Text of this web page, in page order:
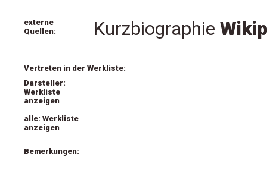
externe
Quellen:
Kurzbiographie
Vertreten in der Werkliste:
Darsteller:
Werkliste
anzeigen
alle: Werkliste
anzeigen
Bemerkungen: